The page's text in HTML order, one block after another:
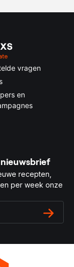
vragen
en
recepten,
per week onze